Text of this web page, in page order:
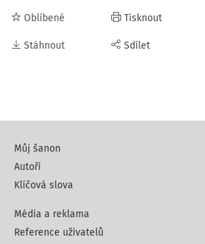
Oblíbené
Stáhnout
Tisknout
Sdílet
Můj šanon
Autoři
Klíčová slova
Média a reklama
Reference uživatelů